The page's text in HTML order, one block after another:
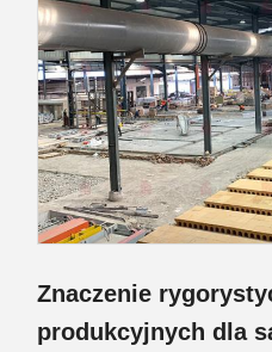
Znaczenie
produkcyjnych dla